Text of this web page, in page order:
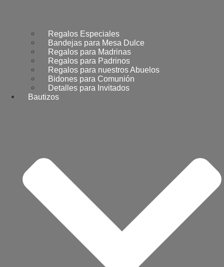
Regalos Especiales
Bandejas para Mesa Dulce
Regalos para Madrinas
Regalos para Padrinos
Regalos para nuestros Abuelos
Bidones para Comunión
Detalles para Invitados
Bautizos